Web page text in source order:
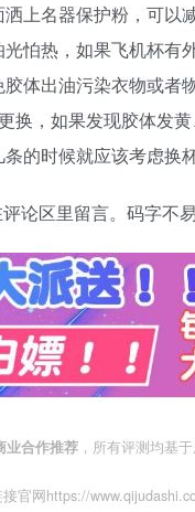
上名器保护粉，可
怕热，如果飞机杯
体出油污染衣物或者物
换，如果发现胶体发
的时候就应该考虑换
论区里留言。码字不
业合作推荐 ，所有评测均基
官网https://